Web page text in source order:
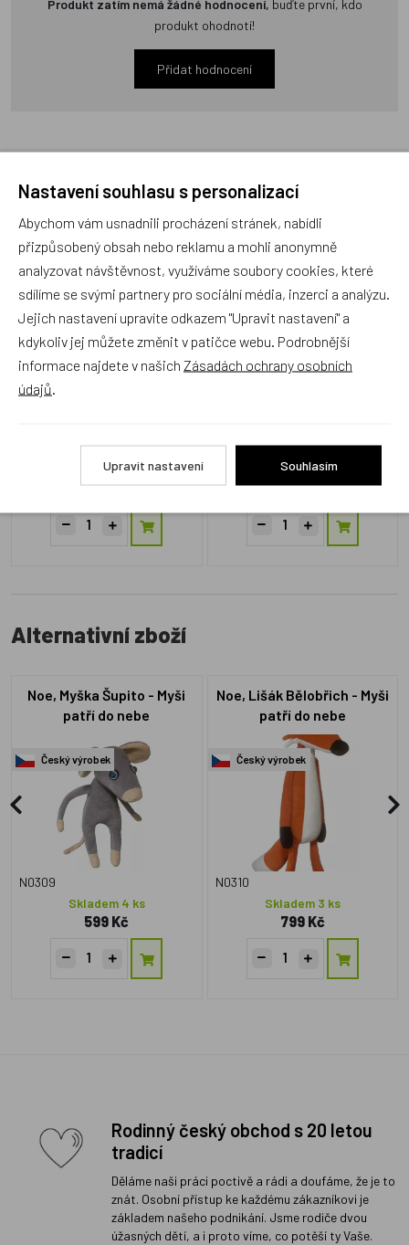
Produkt zatím nemá žádné hodnocení, buďte první, kdo
produkt ohodnotí!
Přidat hodnocení
Zboží se stejným motivem
Matějovský, Povlečení Lada
- Vláčení 140x200cm
+70x90cm
NOVINKA
Skladem 2 ks
1 450 Kč
- Zeměklíč - Jaro
140x200cm +70x90cm
NOVINKA
ZM12070
Skladem 2 ks
1 450 Kč
Alternativní zboží
Noe, Myška Šupito - Myši
patří do nebe
Český výrobek
N0309
Skladem 4 ks
599 Kč
Noe, Lišák Bělobřich - Myši
patří do nebe
Český výrobek
N0310
Skladem 3 ks
799 Kč
Rodinný český obchod s 20 letou
tradicí
Děláme naši práci poctivě a rádi a doufáme, že je to
znát. Osobní přístup ke každému zákazníkovi je
základem našeho podnikání. Jsme rodiče dvou
úžasných dětí, a i proto víme, co potěší ty Vaše.
Nastavení souhlasu s personalizací
Abychom vám usnadnili procházení stránek, nabídli
přizpůsobený obsah nebo reklamu a mohli anonymně
analyzovat návštěvnost, využíváme soubory cookies, které
sdílíme se svými partnery pro sociální média, inzerci a analýzu.
Jejich nastavení upravíte odkazem "Upravit nastavení" a
kdykoliv jej můžete změnit v patičce webu. Podrobnější
informace najdete v našich Zásadách ochrany osobních
údajů
Upravit nastavení Souhlasím